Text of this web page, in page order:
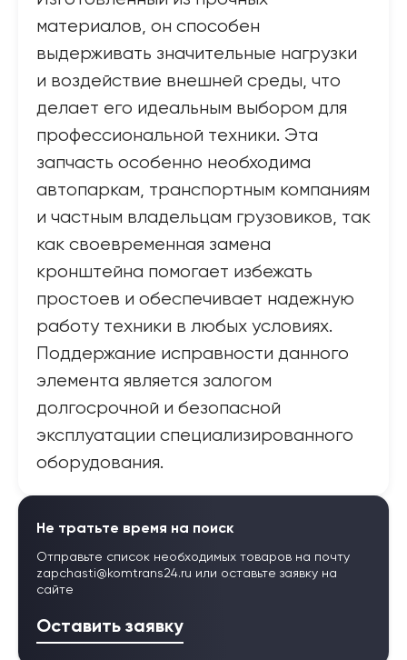
материалов, он способен
выдерживать значительные нагрузки
и воздействие внешней среды, что
делает его идеальным выбором для
профессиональной техники. Эта
запчасть особенно необходима
автопаркам, транспортным компаниям
и частным владельцам грузовиков, так
как своевременная замена
кронштейна помогает избежать
простоев и обеспечивает надежную
работу техники в любых условиях.
Поддержание исправности данного
элемента является залогом
долгосрочной и безопасной
эксплуатации специализированного
оборудования.
Не тратьте время на поиск
Отправьте список необходимых товаров на почту
zapchasti@komtrans24.ru или оставьте заявку на
сайте
Оставить заявку